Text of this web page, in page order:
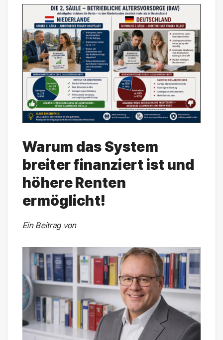
Warum das System
breiter finanziert ist und
höhere Renten
ermöglicht!
Ein Beitrag von